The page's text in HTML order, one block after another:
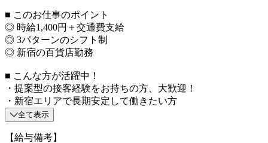
■ このお仕事のポイント
◎ 時給1,400円＋交通費支給
◎ 3パターンのシフト制
◎ 新宿の百貨店勤務
■ こんな方が活躍中！
・提案型の接客経験をお持ちの方、大歓迎！
・新宿エリアで長期安定して働きたい方
全て表示
【給与備考】